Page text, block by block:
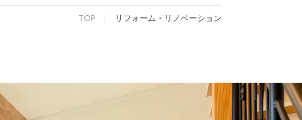
TOP リフォーム・リノベーション